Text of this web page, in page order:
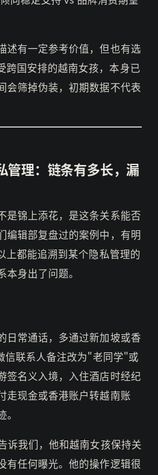
述有一定参考价值，但也有选
国安排的越南女孩，本身已
会筛掉伪装，初期数据不代表
管理：链条有多长，漏
是锦上添花，是这条关系能否
编辑部复盘过的案例中，有明
上都能追溯到某个隐私管理的
身出了问题。
日常通话，多通过新加坡或香
信联系人备注改为"老同学"或
签名义入境，入住酒店时经纪
走现金或香港账户转越南账
诉我们，他和越南女孩保持关
有任何曝光。他的操作逻辑很